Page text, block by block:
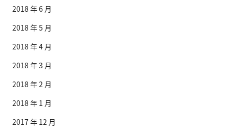
2018 年 6 月
2018 年 5 月
2018 年 4 月
2018 年 3 月
2018 年 2 月
2018 年 1 月
2017 年 12 月